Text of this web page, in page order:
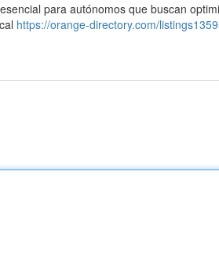
para autónomos que buscan
https://orange-directory.com/